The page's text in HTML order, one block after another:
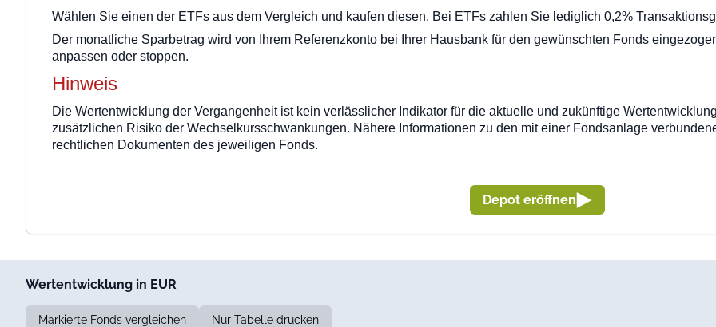
Wählen Sie einen der ETFs aus dem Vergleich und kaufen diesen. Bei ETFs zahlen Sie lediglich 0,2%
Der monatliche Sparbetrag wird von Ihrem Referenzkonto bei Ihrer Hausbank für den gewünschten Fonds
anpassen oder stoppen.
Hinweis
Die Wertentwicklung der Vergangenheit ist kein verlässlicher Indikator für die aktuelle und zukünftige
zusätzlichen Risiko der Wechselkursschwankungen. Nähere Informationen zu den mit einer Fondsanlage
rechtlichen Dokumenten des jeweiligen Fonds.
Depot eröffnen
Wertentwicklung in EUR
Markierte Fonds vergleichen Nur Tabelle drucken